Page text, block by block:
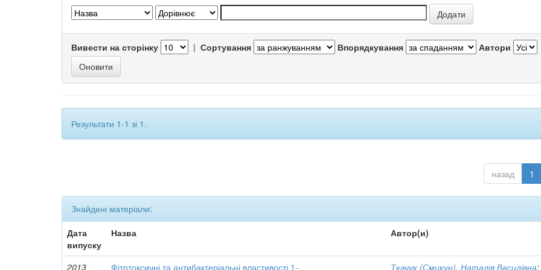
Вивести на сторінку | Сортування Впорядкування Автори
Результати 1-1 зі 1.
назад 1
Знайдені матеріали:
Дата
випуску
Назва Автор(и)
2013 Фітотоксичні та антибактеріальні властивості 1- Ткачук (Смикун), Наталія Василівна;